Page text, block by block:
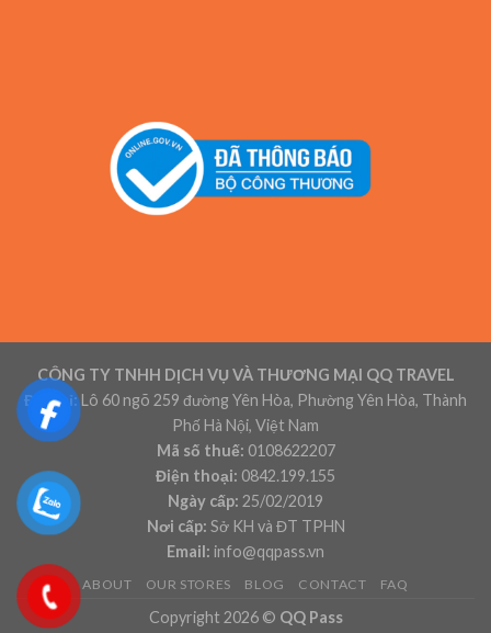
CÔNG TY TNHH DỊCH VỤ VÀ THƯƠNG MẠI QQ TRAVEL
Địa chỉ:Lô 60 ngõ 259 đường Yên Hòa, Phường Yên Hòa, Thành
Phố Hà Nội, Việt Nam
Mã số thuế: 0108622207
Điện thoại: 0842.199.155
Ngày cấp: 25/02/2019
Nơi cấp: Sở KH và ĐT TPHN
Email: info@qqpass.vn
ABOUT OUR STORES BLOG CONTACT FAQ
Copyright 2026 © QQ Pass